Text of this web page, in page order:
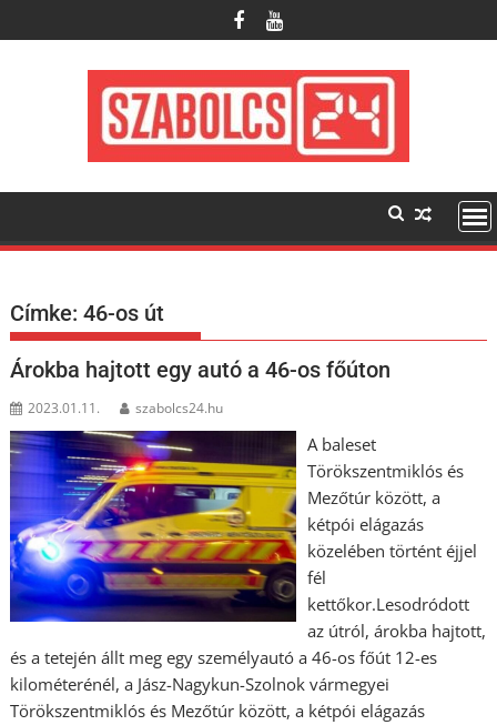
to
Címke:46-os út
Árokba hajtott egy autó a 46-os főúton
2023.01.11. szabolcs24.hu
A baleset
Törökszentmiklós és
Mezőtúr között, a
kétpói elágazás
közelében történt éjjel
fél
kettőkor.Lesodródott
az útról, árokba hajtott,
és a tetején állt meg egy személyautó a 46-os főút 12-es
kilométerénél, a Jász-Nagykun-Szolnok vármegyei
Törökszentmiklós és Mezőtúr között, a kétpói elágazás